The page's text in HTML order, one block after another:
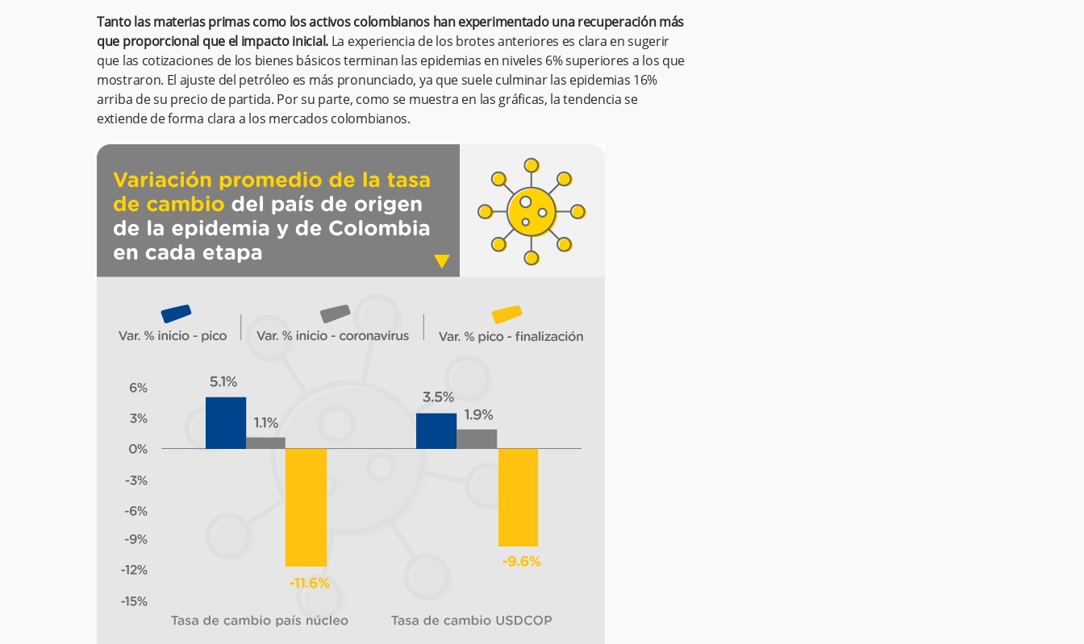
Tanto las materias primas como los activos colombianos han experimentado una recuperación más
que proporcional que el impacto inicial. La experiencia de los brotes anteriores es clara en sugerir
que las cotizaciones de los bienes básicos terminan las epidemias en niveles 6% superiores a los que
mostraron. El ajuste del petróleo es más pronunciado, ya que suele culminar las epidemias 16%
arriba de su precio de partida. Por su parte, como se muestra en las gráficas, la tendencia se
extiende de forma clara a los mercados colombianos.